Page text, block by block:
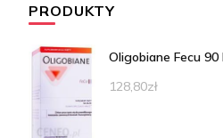
PRODUKTY
Oligobiane Fecu 90
128,80zł